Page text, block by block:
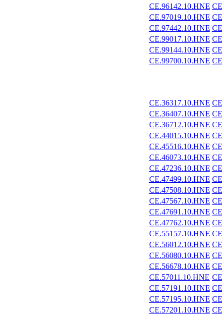
CE.96142.10.HNE
CE.97019.10.HNE
CE.97442.10.HNE
CE.99017.10.HNE
CE.99144.10.HNE
CE.99700.10.HNE
CE.36317.10.HNE
CE.36407.10.HNE
CE.36712.10.HNE
CE.44015.10.HNE
CE.45516.10.HNE
CE.46073.10.HNE
CE.47236.10.HNE
CE.47499.10.HNE
CE.47508.10.HNE
CE.47567.10.HNE
CE.47691.10.HNE
CE.47762.10.HNE
CE.55157.10.HNE
CE.56012.10.HNE
CE.56080.10.HNE
CE.56678.10.HNE
CE.57011.10.HNE
CE.57191.10.HNE
CE.57195.10.HNE
CE.57201.10.HNE